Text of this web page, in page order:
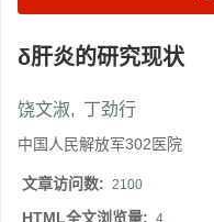
δ肝炎的研究现状
饶文淑, 丁劲行
中国人民解放军302医院
文章访问数: 2100
HTML全文浏览量: